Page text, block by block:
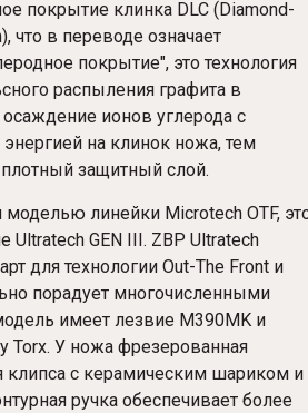
покрытие клинка DLC (Diamond-
что в переводе означает
покрытие", это технология
распыления графита в
ионов углерода с
на клинок ножа, тем
защитный слой.
линейки Microtech OTF,
Ultratech GEN III. ZBP Ultratech
для технологии Out-The Front и
порадует многочисленными
имеет лезвие M390MK и
Torx. У ножа фрезерованная
клипса с керамическим шариком и
ручка обеспечивает более